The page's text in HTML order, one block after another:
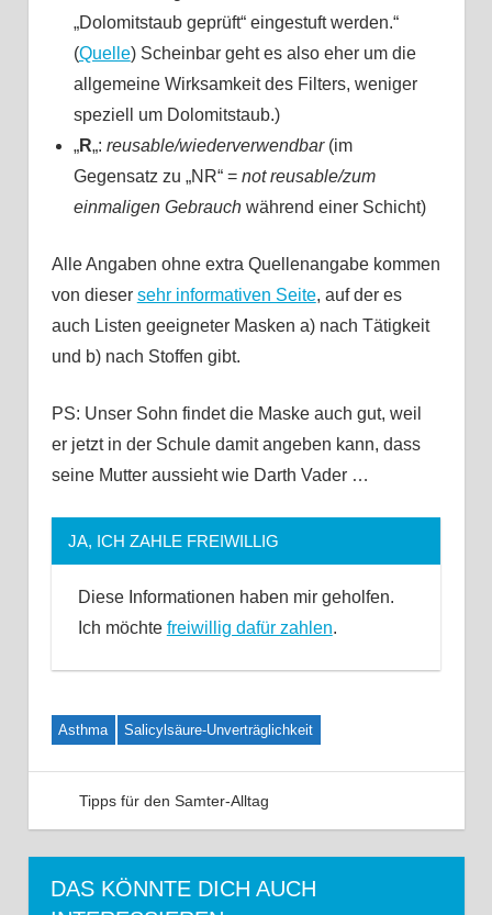
„Dolomitstaub geprüft“ eingestuft werden.“
(Quelle) Scheinbar geht es also eher um die
allgemeine Wirksamkeit des Filters, weniger
speziell um Dolomitstaub.)
„R„: reusable/wiederverwendbar(im
Gegensatz zu „NR“ = not reusable/zum
einmaligen Gebrauch während einer Schicht)
Alle Angaben ohne extra Quellenangabe kommen
von dieser sehr informativen Seite, auf der es
auch Listen geeigneter Masken a) nach Tätigkeit
und b) nach Stoffen gibt.
PS: Unser Sohn findet die Maske auch gut, weil
er jetzt in der Schule damit angeben kann, dass
seine Mutter aussieht wie Darth Vader …
JA, ICH ZAHLE FREIWILLIG
Diese Informationen haben mir geholfen.
Ich möchte freiwillig dafür zahlen.
Asthma Salicylsäure-Unverträglichkeit
Tipps für den Samter-Alltag
DAS KÖNNTE DICH AUCH